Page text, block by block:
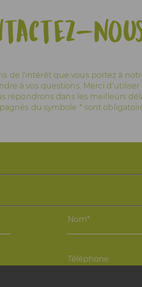
de l'intérêt que vous portez à
à vos questions. Merci
répondrons dans les meilleurs
du symbole * sont
Téléphone